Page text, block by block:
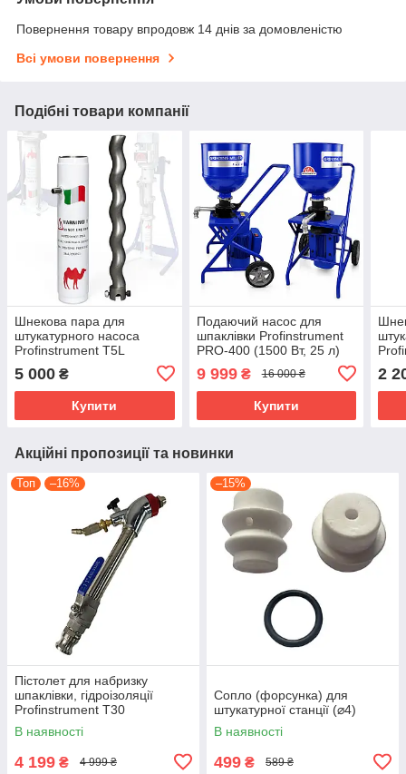
Повернення товару впродовж 14 днів за домовленістю
Всі умови повернення
Подібні товари компанії
Шнекова пара для
штукатурного насоса
Profinstrument T5L
5 000 ₴
Купити
Подаючий насос для
шпаклівки Profinstrument
PRO-400 (1500 Вт, 25 л)
9 999₴ 16 000 ₴
Купити
2
Акційні пропозиції та новинки
Топ –16%
Пістолет для набризку
шпаклівки, гідроізоляції
Profinstrument T30
В наявності
4 199 ₴ 4 999 ₴
–15%
Сопло (форсунка) для
штукатурної станції (⌀4)
В наявності
499 ₴ 589 ₴